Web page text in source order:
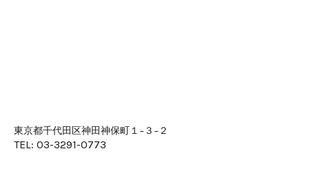
東京都千代田区神田神保町１−３−２
TEL: 03-3291-0773